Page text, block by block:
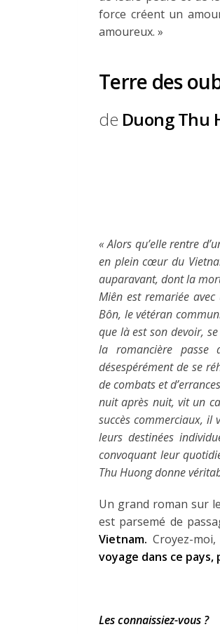
force créent un
amoureux. »
Terre des
de Duong Thu
« Alors qu’elle rentre
en plein cœur du
auparavant, dont la
Miên est remariée
Bôn, le vétéran
que là est son devoir,
la romancière passe
désespérément de se
de combats et
nuit après nuit, vit un
succès commerciaux, il
leurs destinées
convoquant leur
Thu Huong donne
Un grand roman sur
est parsemé de
Vietnam. Croyez-
voyage dans ce
Les connaissiez-vous ?